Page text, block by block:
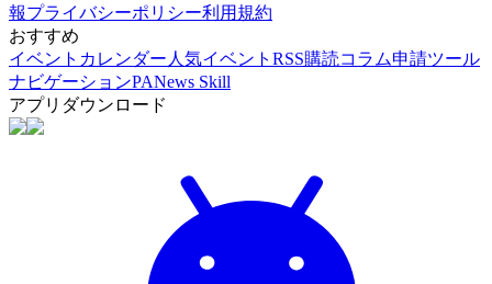
報プライバシーポリシー利用規約
おすすめ
イベントカレンダー 人気イベント RSS購読コラム申請ツール
ナビゲーションPANews Skill
アプリダウンロード